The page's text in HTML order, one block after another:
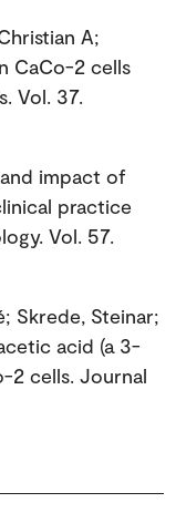
A;
CaCo-2 cells
Vol. 37.
impact of
practice
Vol. 57.
Skrede, Steinar;
acid (a 3-
2 cells. Journal